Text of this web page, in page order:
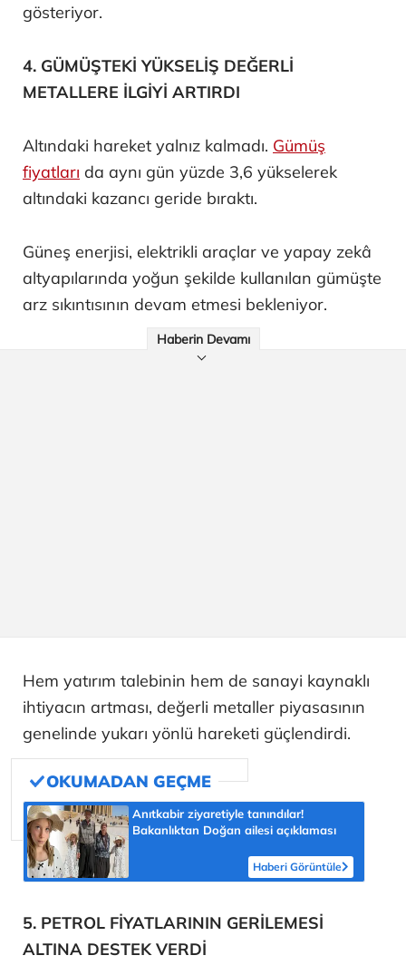
gösteriyor.
4. GÜMÜŞTEKİ YÜKSELİŞ DEĞERLİ
METALLERE İLGİYİ ARTIRDI
Altındaki hareket yalnız kalmadı. Gümüş
fiyatları da aynı gün yüzde 3,6 yükselerek
altındaki kazancı geride bıraktı.
Güneş enerjisi, elektrikli araçlar ve yapay zekâ
altyapılarında yoğun şekilde kullanılan gümüşte
arz sıkıntısının devam etmesi bekleniyor.
Haberin Devamı
Hem yatırım talebinin hem de sanayi kaynaklı
ihtiyacın artması, değerli metaller piyasasının
genelinde yukarı yönlü hareketi güçlendirdi.
Anıtkabir ziyaretiyle tanındılar!
Bakanlıktan Doğan ailesi açıklaması
Haberi Görüntüle
5. PETROL FİYATLARININ GERİLEMESİ
ALTINA DESTEK VERDİ